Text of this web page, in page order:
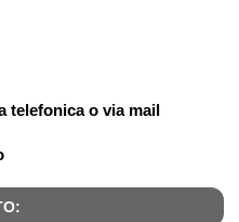
telefonica o via mail